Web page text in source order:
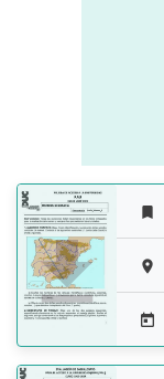



